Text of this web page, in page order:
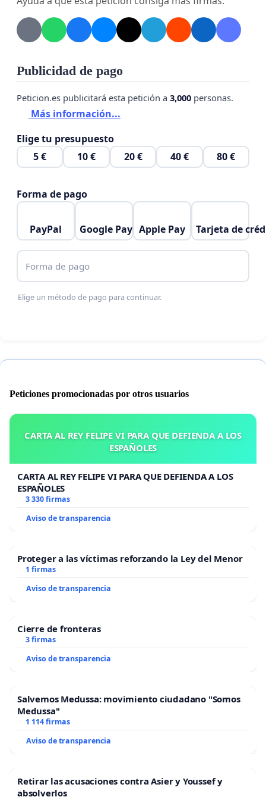
Publicidad de pago
Peticion.es publicitará esta petición a 3,000 personas.
Más información...
Elige tu presupuesto
5 €
10 € 20 € 40 € 80 €
Forma de pago
PayPal Google Pay Apple Pay Tarjeta de
Forma de pago
Elige un método de pago para continuar.
Peticiones promocionadas por otros usuarios
CARTA AL REY FELIPE VI PARA QUE DEFIENDA A LOS
ESPAÑOLES
CARTA AL REY FELIPE VI PARA QUE DEFIENDA A LOS
ESPAÑOLES
3 330 firmas
Aviso de transparencia
Proteger a las víctimas reforzando la Ley del Menor
1 firmas
Aviso de transparencia
Cierre de fronteras
3 firmas
Aviso de transparencia
Salvemos Medussa: movimiento ciudadano "Somos
Medussa"
1 114 firmas
Aviso de transparencia
Retirar las acusaciones contra Asier y Youssef y
absolverlos